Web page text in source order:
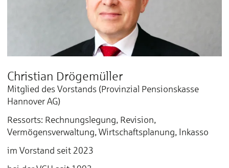
Christian Drögemüller
Mitglied des Vorstands (Provinzial Pensionskasse
Hannover AG)
Ressorts: Rechnungslegung, Revision,
Vermögensverwaltung, Wirtschaftsplanung, Inkasso
im Vorstand seit 2023